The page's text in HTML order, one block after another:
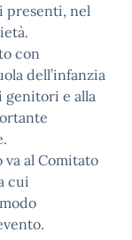
presenti, nel
con
dell’infanzia
genitori e alla
al Comitato
cui